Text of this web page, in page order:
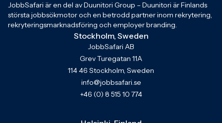
JobbSafari är en del av Duunitori Group – Duunitori är Finlands
största jobbsökmotor och en betrodd partner inom rekrytering,
rekryteringsmarknadsföring och employer branding.
Stockholm, Sweden
JobbSafari AB
Grev Turegatan 11A
114 46 Stockholm, Sweden
info@jobbsafari.se
+46 (0) 8 515 10 774